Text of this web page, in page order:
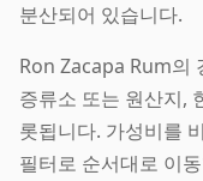
분산되어 있습니다.
Ron Zacapa Rum의
증류소 또는 원산지,
롯됩니다. 가성비를
필터로 순서대로 이